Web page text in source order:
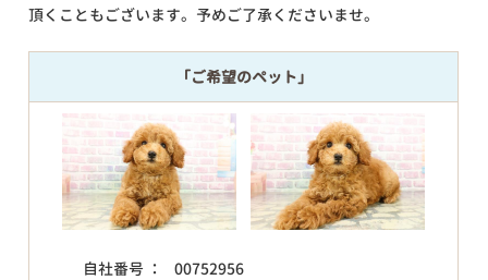
頂くこともございます。予めご了承くださいませ。
「ご希望のペット」
自社番号 ：
00752956